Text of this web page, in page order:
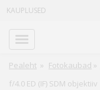
KAUPLUSED
Pealeht » Fotokaubad »
f/4.0 ED (IF) SDM objektiiv
Info
Teenused